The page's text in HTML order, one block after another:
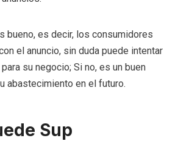
bueno, es decir, los consumidores
el anuncio, sin duda puede intentar
su negocio; Si no, es un buen
abastecimiento en el futuro.
Sup